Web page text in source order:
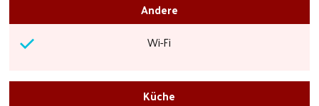
Andere
Wi-Fi
Küche